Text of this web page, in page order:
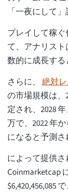
「一夜にして
プレイして稼
て、アナリスト
数的に成長する
さらに、 絶対
の市場規模は、
定され、2028
万で、2022 年か
になると予測さ
によって提供
Coinmarketcap
$6,420,456,085